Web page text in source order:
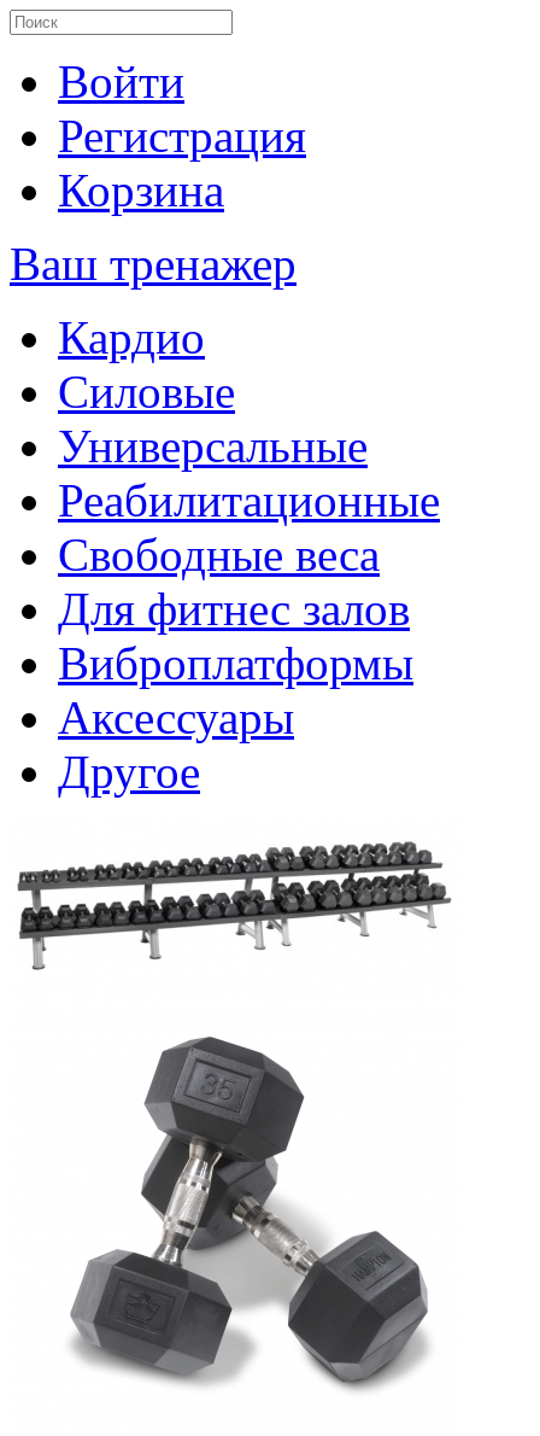
Войти
Регистрация
Корзина
Ваш тренажер
Кардио
Силовые
Универсальные
Реабилитационные
Свободные веса
Для фитнес залов
Виброплатформы
Аксессуары
Другое